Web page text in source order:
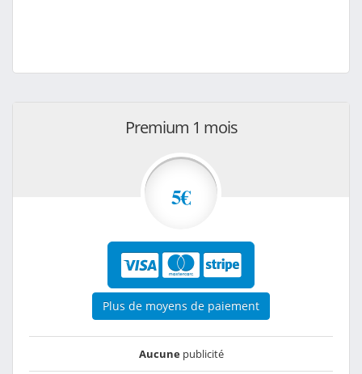
Premium 1 mois
5€
Plus de moyens de paiement
Aucunepublicité